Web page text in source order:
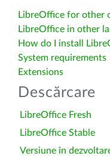
LibreOffice for other
LibreOffice in other
How do I install
System requirements
Extensions
Descărcare
LibreOffice Fresh
LibreOffice Stable
Versiune în